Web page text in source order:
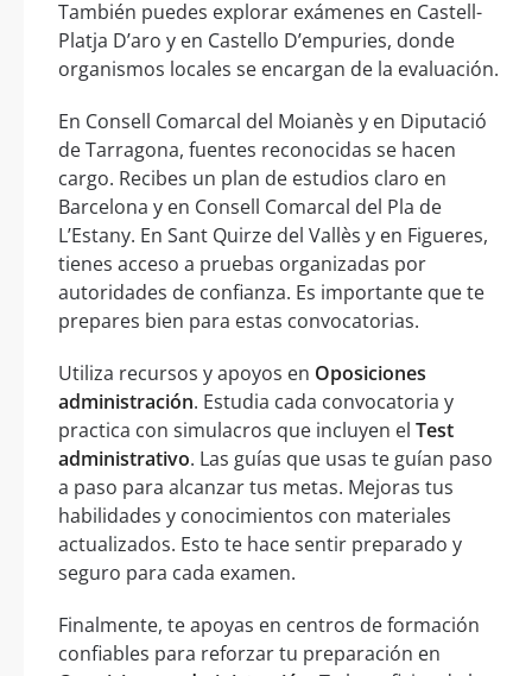
También puedes explorar exámenes en Castell-
Platja D’aro y en Castello D’empuries, donde
organismos locales se encargan de la evaluación.
En Consell Comarcal del Moianès y en Diputació
de Tarragona, fuentes reconocidas se hacen
cargo. Recibes un plan de estudios claro en
Barcelona y en Consell Comarcal del Pla de
L’Estany. En Sant Quirze del Vallès y en Figueres,
tienes acceso a pruebas organizadas por
autoridades de confianza. Es importante que te
prepares bien para estas convocatorias.
Utiliza recursos y apoyos en Oposiciones
administración. Estudia cada convocatoria y
practica con simulacros que incluyen el Test
administrativo. Las guías que usas te guían paso
a paso para alcanzar tus metas. Mejoras tus
habilidades y conocimientos con materiales
actualizados. Esto te hace sentir preparado y
seguro para cada examen.
Finalmente, te apoyas en centros de formación
confiables para reforzar tu preparación en